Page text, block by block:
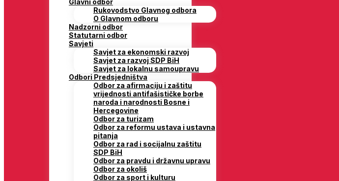
Glavni odbor
Rukovodstvo Glavnog odbora
O Glavnom odboru
Nadzorni odbor
Statutarni odbor
Savjeti
Savjet za ekonomski razvoj
Savjet za razvoj SDP BiH
Savjet za lokalnu samoupravu
Odbori Predsjedništva
Odbor za afirmaciju i zaštitu
vrijednosti antifašističke borbe
naroda i narodnosti Bosne i
Hercegovine
Odbor za turizam
Odbor za reformu ustava i ustavna
pitanja
Odbor za rad i socijalnu zaštitu
SDP BiH
Odbor za pravdu i državnu upravu
Odbor za okoliš
Odbor za sport i kulturu